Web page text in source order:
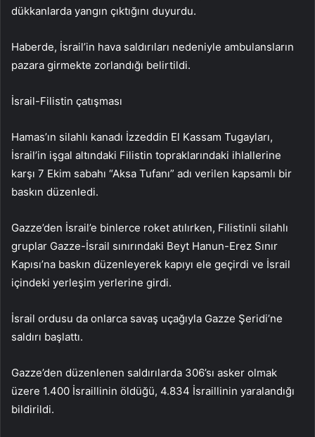
dükkanlarda yangın çıktığını duyurdu.
Haberde, İsrail’in hava saldırıları nedeniyle ambulansların
pazara girmekte zorlandığı belirtildi.
İsrail-Filistin çatışması
Hamas’ın silahlı kanadı İzzeddin El Kassam Tugayları,
İsrail’in işgal altındaki Filistin topraklarındaki ihlallerine
karşı 7 Ekim sabahı “Aksa Tufanı” adı verilen kapsamlı bir
baskın düzenledi.
Gazze’den İsrail’e binlerce roket atılırken, Filistinli silahlı
gruplar Gazze-İsrail sınırındaki Beyt Hanun-Erez Sınır
Kapısı’na baskın düzenleyerek kapıyı ele geçirdi ve İsrail
içindeki yerleşim yerlerine girdi.
İsrail ordusu da onlarca savaş uçağıyla Gazze Şeridi’ne
saldırı başlattı.
Gazze’den düzenlenen saldırılarda 306’sı asker olmak
üzere 1.400 İsraillinin öldüğü, 4.834 İsraillinin yaralandığı
bildirildi.